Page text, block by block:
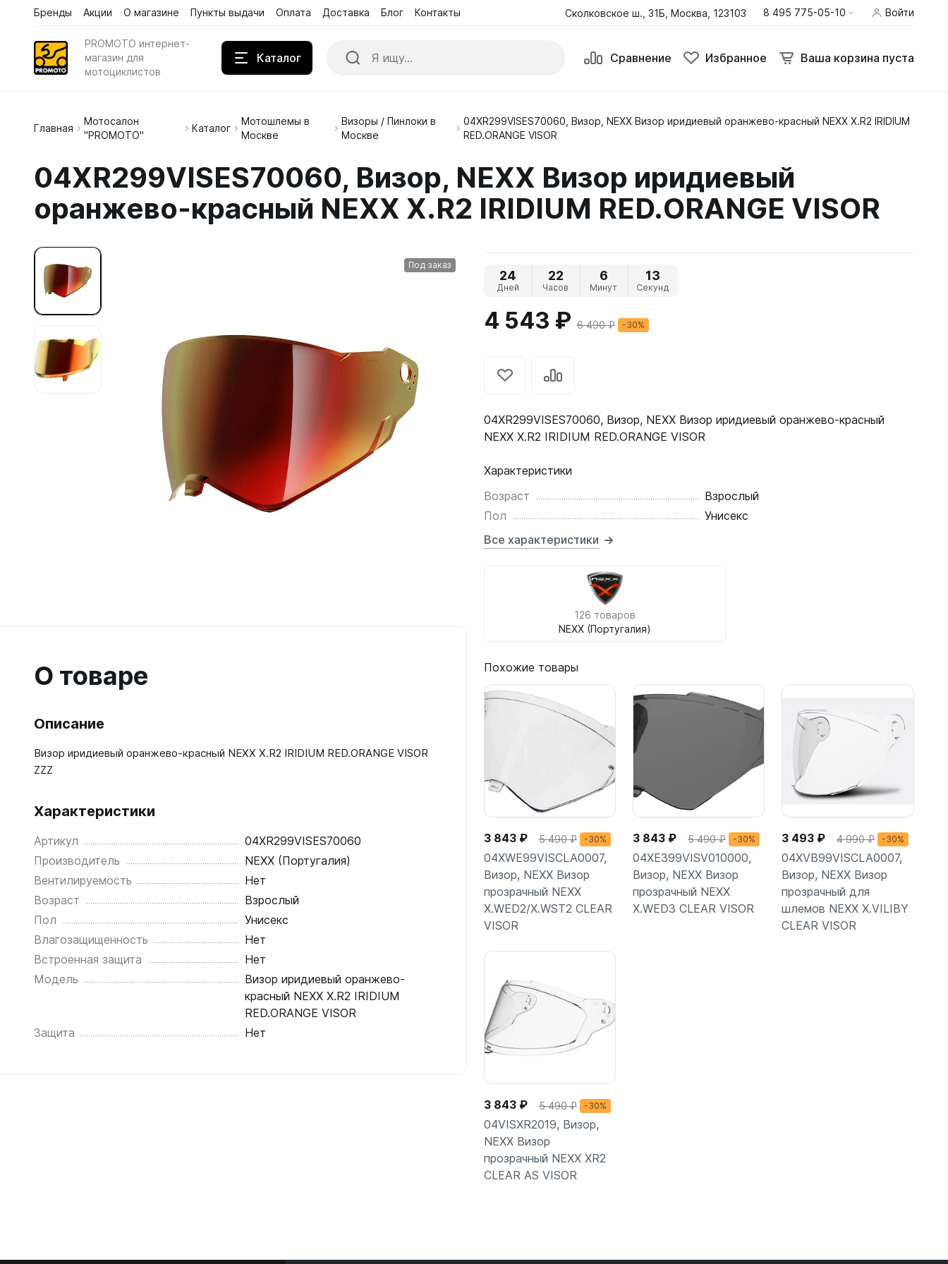
Бренды Акции О магазине Пункты выдачи Оплата Доставка Блог Контакты Сколковское ш., 31Б, Москва, 123103 8 495 775-05-10 Войти
PROMOTO интернет-
магазин для
мотоциклистов
Каталог Сравнение Избранное Ваша корзина пуста
Дождевики
Кроссовые Очки и Маски
Куртки
Перчатки
Термобелье
Штаны
Главная
Мотосалон
"PROMOTO"
Каталог
Мотошлемы в
Москве
Визоры / Пинлоки в
Москве
04XR299VISES70060, Визор, NEXX Визор иридиевый оранжево-красный NEXX X.R2 IRIDIUM
RED.ORANGE VISOR
04XR299VISES70060, Визор, NEXX Визор иридиевый
оранжево-красный NEXX X.R2 IRIDIUM RED.ORANGE VISOR
Под заказ
24
Дней
22
Часов
6
Минут
13
Секунд
4 543 ₽ 6 490 ₽ -30%
04XR299VISES70060, Визор, NEXX Визор иридиевый оранжево-красный
NEXX X.R2 IRIDIUM RED.ORANGE VISOR
Характеристики
Возраст
Взрослый
Пол
Унисекс
Все характеристики
126 товаров
NEXX (Португалия)
Похожие товары
3 843 ₽ 5 490 ₽ -30%
04XWE99VISCLA0007,
Визор, NEXX Визор
прозрачный NEXX
X.WED2/X.WST2 CLEAR
VISOR
3 843 ₽ 5 490 ₽ -30%
04XE399VISV010000,
Визор, NEXX Визор
прозрачный NEXX
X.WED3 CLEAR VISOR
3 493 ₽ 4 990 ₽ -30%
04XVB99VISCLA0007,
Визор, NEXX Визор
прозрачный для
шлемов NEXX X.VILIBY
CLEAR VISOR
3 843 ₽ 5 490 ₽ -30%
04VISXR2019, Визор,
NEXX Визор
прозрачный NEXX XR2
CLEAR AS VISOR
О товаре
Описание
Визор иридиевый оранжево-красный NEXX X.R2 IRIDIUM RED.ORANGE VISOR
ZZZ
Характеристики
Артикул
04XR299VISES70060
Производитель
NEXX (Португалия)
Вентилируемость
Нет
Возраст
Взрослый
Пол
Унисекс
Влагозащищенность
Нет
Встроенная защита
Нет
Модель
Визор иридиевый оранжево-
красный NEXX X.R2 IRIDIUM
RED.ORANGE VISOR
Защита
Нет